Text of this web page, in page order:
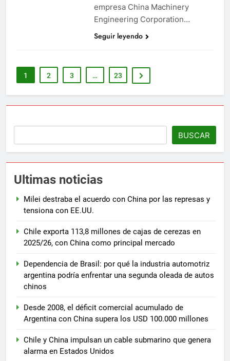
empresa China Machinery
Engineering Corporation…
Seguir leyendo
1 2 3 … 23
BUSCAR
Ultimas noticias
Milei destraba el acuerdo con China por las represas y
tensiona con EE.UU.
Chile exporta 113,8 millones de cajas de cerezas en
2025/26, con China como principal mercado
Dependencia de Brasil: por qué la industria automotriz
argentina podría enfrentar una segunda oleada de autos
chinos
Desde 2008, el déficit comercial acumulado de
Argentina con China supera los USD 100.000 millones
Chile y China impulsan un cable submarino que genera
alarma en Estados Unidos